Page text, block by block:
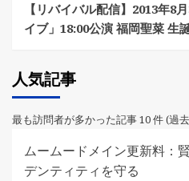
【リバイバル配信】2013年8
イブ」18:00公演 福岡聖菜 生
人気記事
最も訪問者が多かった記事 10 件 (過
ムームードメイン更新料：
デンティティを守る